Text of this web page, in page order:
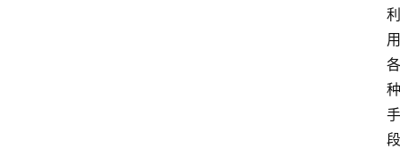
利
用
各
种
手
段